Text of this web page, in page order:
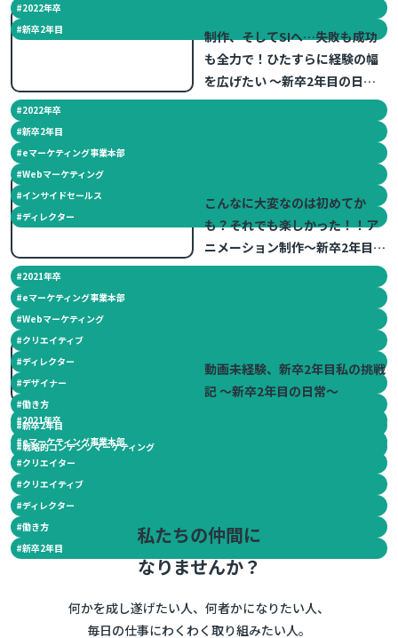
#2022年卒
#新卒2年目
制作、そしてSIへ…失敗も成功
も全力で！ひたすらに経験の幅
を広げたい ～新卒2年目の日常
～
#2022年卒
#新卒2年目
#eマーケティング事業本部
#Webマーケティング
#インサイドセールス
#ディレクター
こんなに大変なのは初めてか
も？それでも楽しかった！！ア
ニメーション制作～新卒2年目の
日常～
#2021年卒
#eマーケティング事業本部
#Webマーケティング
#クリエイティブ
#ディレクター
#デザイナー
#働き方
#新卒2年目
#戦略的コンテンツマーケティング
動画未経験、新卒2年目私の挑戦
記 ～新卒2年目の日常～
#2021年卒
#eマーケティング事業本部
#クリエイター
#クリエイティブ
#ディレクター
#働き方
#新卒2年目
私たちの仲間に
なりませんか？
何かを成し遂げたい人、何者かになりたい人、
毎日の仕事にわくわく取り組みたい人。